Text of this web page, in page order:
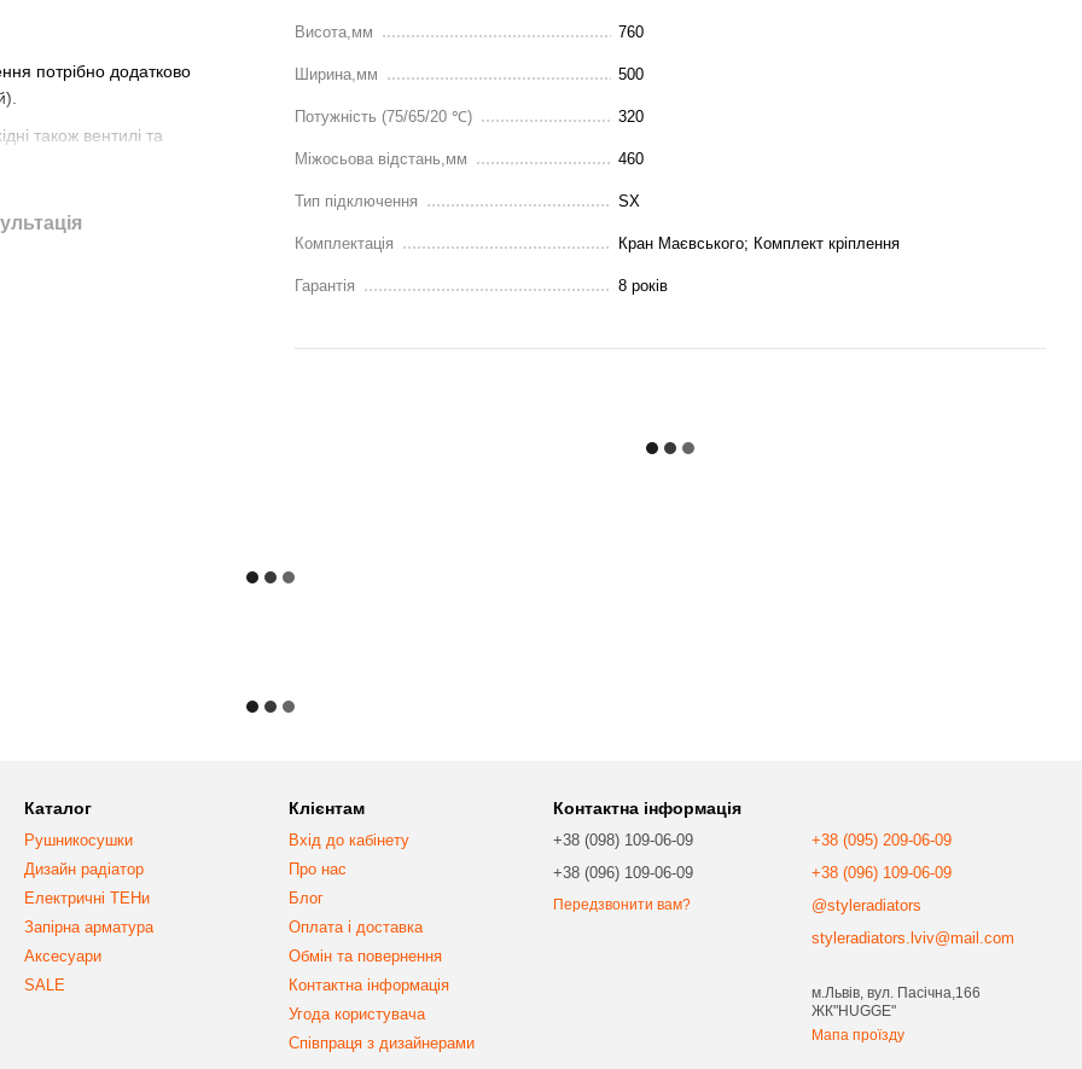
потрібно додатково
також вентилі та
та вмонтовується обрана
Висота,мм 760
Ширина,мм 500
Потужність (75/65/20 ℃) 320
Міжосьова відстань,мм 460
Тип підключення SX
Комплектація Кран Маєвського; Комплект кріплення
Гарантія 8 років
Каталог
Рушникосушки
Дизайн радіатор
Електричні ТЕНи
Запірна арматура
Аксесуари
SALE
Клієнтам
Вхід до кабінету
Про нас
Блог
Оплата і доставка
Обмін та повернення
Контактна інформація
Угода користувача
Співпраця з дизайнерами
Контактна інформація
+38 (098) 109-06-09
+38 (096) 109-06-09
Передзвонити вам?
+38 (095) 209-06-09
+38 (096) 109-06-09
@styleradiators
styleradiators.lviv@mail.com
м.Львів, вул. Пасічна,166
ЖК"HUGGE"
Мапа проїзду